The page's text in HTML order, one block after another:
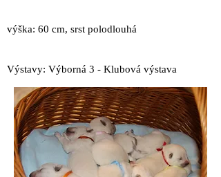
výška: 60 cm, srst polodlouhá
Výstavy: Výborná 3 - Klubová výstava